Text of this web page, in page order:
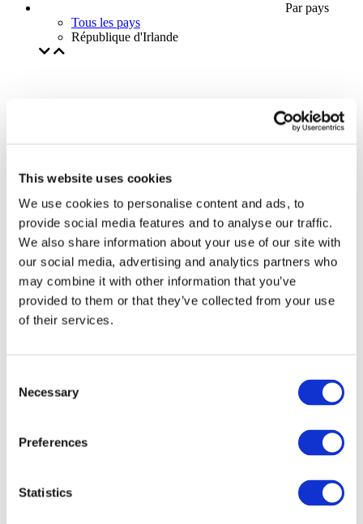
This website uses cookies
We use cookies to personalise content and ads, to
provide social media features and to analyse our traffic.
We also share information about your use of our site with
our social media, advertising and analytics partners who
may combine it with other information that you’ve
provided to them or that they’ve collected from your use
of their services.
Selection
Necessary
Preferences
Statistics
Par pays
Tous les pays
République d'Irlande
Événements